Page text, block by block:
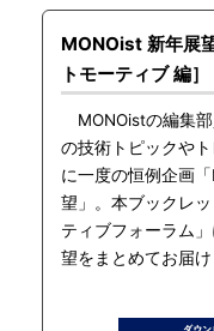
MONOist 新年展
トモーティブ 編］
MONOistの編集部
の技術トピックや
に一度の恒例企画
望」。本ブックレ
ティブフォーラム
望をまとめてお届け